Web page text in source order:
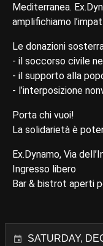
Mediterranea.
amplifichiamo
Le donazioni
- il soccorso civile
- il supporto alla
- l’interposizione
Porta chi vuoi!
La solidarietà è
Ex.Dynamo, Via
Ingresso libero
Bar & bistrot aperti
SATURDAY,